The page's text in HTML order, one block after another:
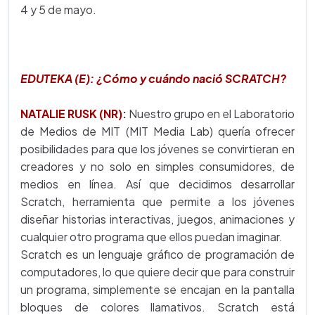
4 y 5 de mayo.
EDUTEKA (E): ¿Cómo y cuándo nació SCRATCH?
NATALIE RUSK (NR): Nuestro grupo en el Laboratorio
de Medios de MIT (MIT Media Lab) quería ofrecer
posibilidades para que los jóvenes se convirtieran en
creadores y no solo en simples consumidores, de
medios en línea. Así que decidimos desarrollar
Scratch, herramienta que permite a los jóvenes
diseñar historias interactivas, juegos, animaciones y
cualquier otro programa que ellos puedan imaginar.
Scratch es un lenguaje gráfico de programación de
computadores, lo que quiere decir que para construir
un programa, simplemente se encajan en la pantalla
bloques de colores llamativos. Scratch está